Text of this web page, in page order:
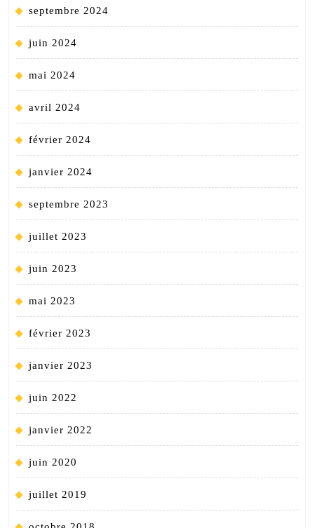
septembre 2024
juin 2024
mai 2024
avril 2024
février 2024
janvier 2024
septembre 2023
juillet 2023
juin 2023
mai 2023
février 2023
janvier 2023
juin 2022
janvier 2022
juin 2020
juillet 2019